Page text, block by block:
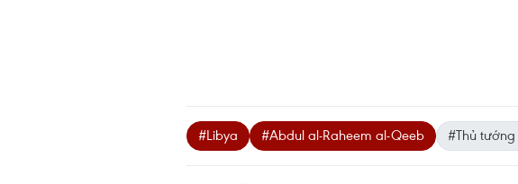
#Libya #Abdul al-Raheem al-Qeeb #Thủ